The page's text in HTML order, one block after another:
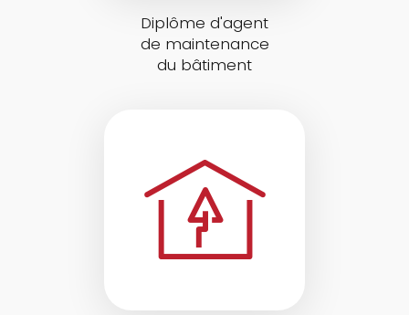
Diplôme d'agent
de maintenance
du bâtiment